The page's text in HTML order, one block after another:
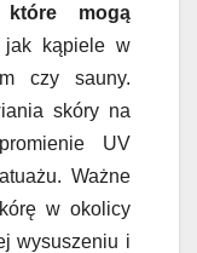
które mogą
jak kąpiele w
czy sauny.
skóry na
UV
Ważne
w okolicy
wysuszeniu i